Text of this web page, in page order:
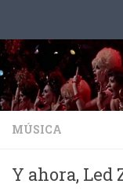
MÚSICA
Y ahora, Led